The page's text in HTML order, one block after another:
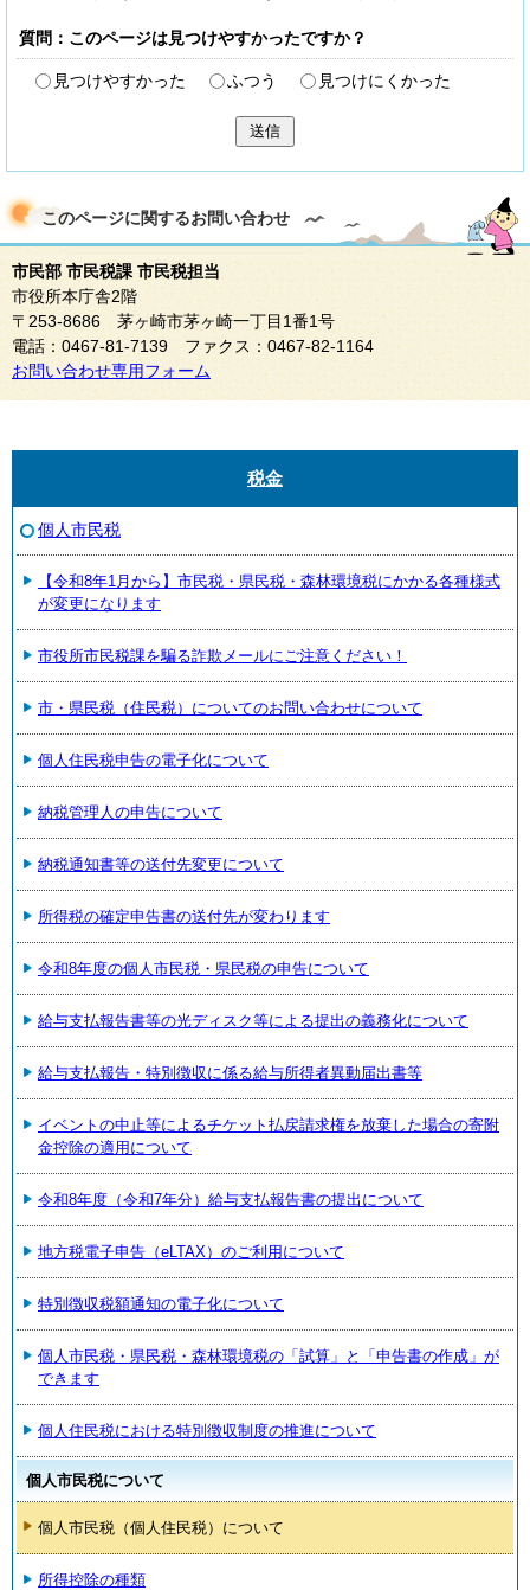
質問：このページは見つけやすかったですか？
見つけやすかった ふつう 見つけにくかった
送信
このページに関するお問い合わせ
市民部 市民税課 市民税担当
市役所本庁舎2階
〒253-8686 茅ヶ崎市茅ヶ崎一丁目1番1号
電話：0467-81-7139 ファクス：0467-82-1164
お問い合わせ専用フォーム
税金
個人市民税
【令和8年1月から】市民税・県民税・森林環境税にかかる各種様式
が変更になります
市役所市民税課を騙る詐欺メールにご注意ください！
市・県民税（住民税）についてのお問い合わせについて
個人住民税申告の電子化について
納税管理人の申告について
納税通知書等の送付先変更について
所得税の確定申告書の送付先が変わります
令和8年度の個人市民税・県民税の申告について
給与支払報告書等の光ディスク等による提出の義務化について
給与支払報告・特別徴収に係る給与所得者異動届出書等
イベントの中止等によるチケット払戻請求権を放棄した場合の寄附
金控除の適用について
令和8年度（令和7年分）給与支払報告書の提出について
地方税電子申告（eLTAX）のご利用について
特別徴収税額通知の電子化について
個人市民税・県民税・森林環境税の「試算」と「申告書の作成」が
できます
個人住民税における特別徴収制度の推進について
個人市民税について
個人市民税（個人住民税）について
所得控除の種類